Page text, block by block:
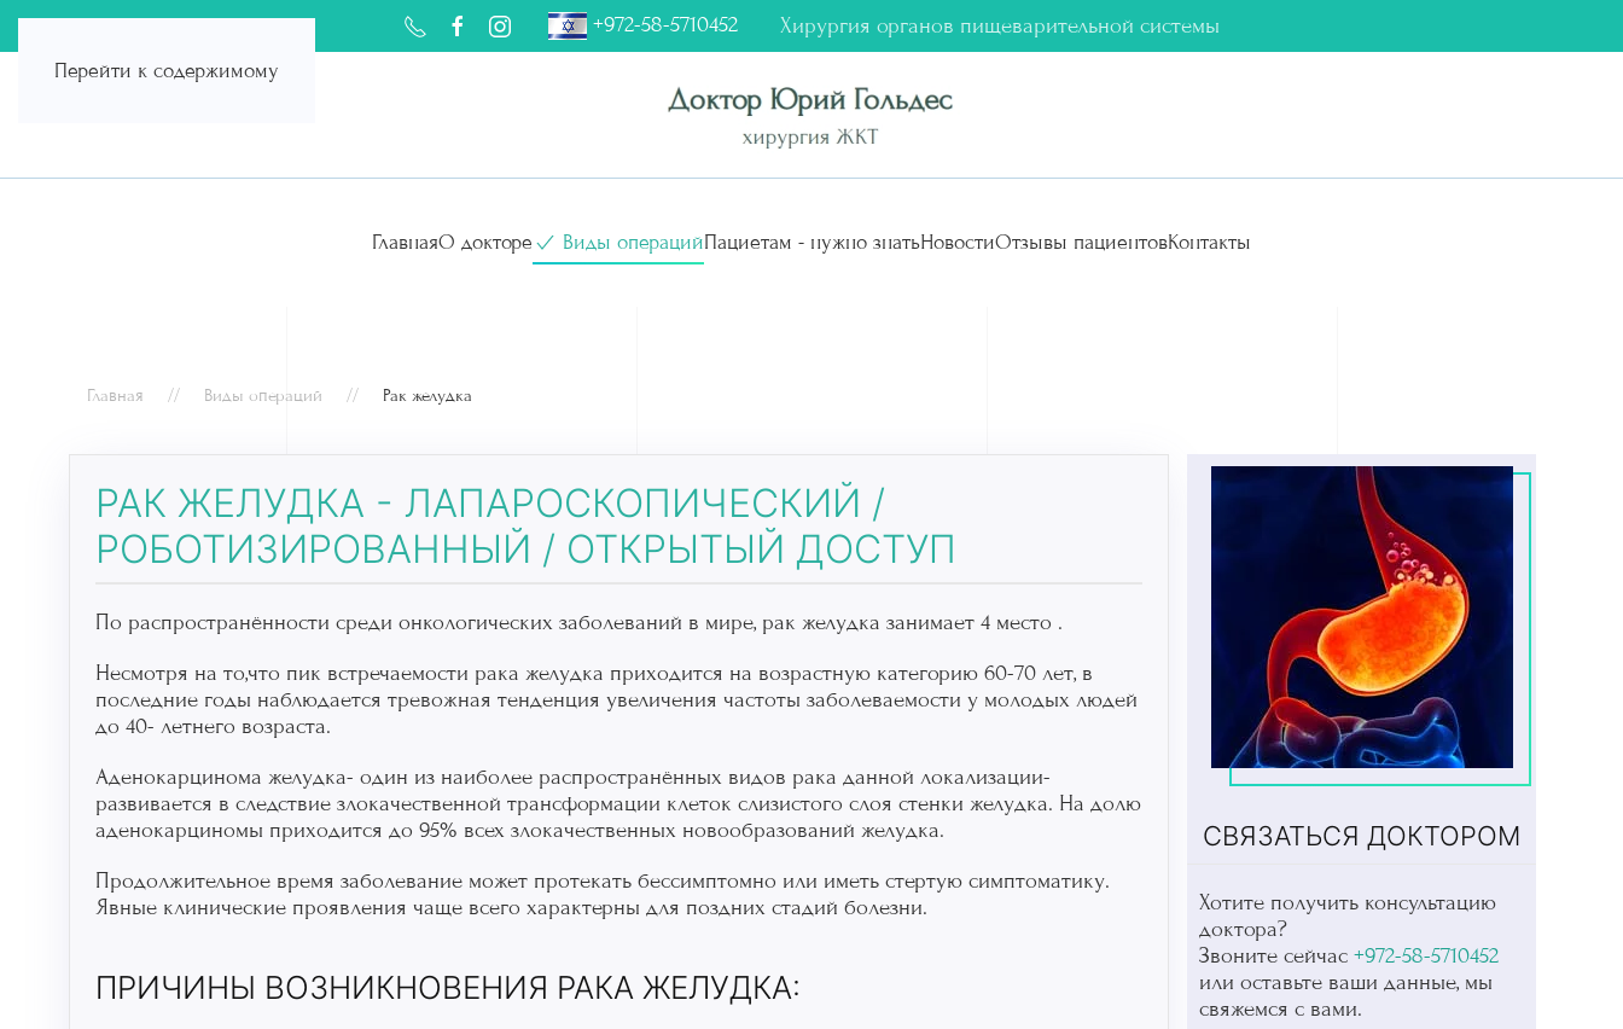
Перейти к содержимому
+972-58-5710452 Хирургия органов пищеварительной системы
ГлавнаяО докторе Виды операцийПациетам - нужно знатьНовостиОтзывы пациентовКонтакты
Главная Виды операций Рак желудка
РАК ЖЕЛУДКА - ЛАПАРОСКОПИЧЕСКИЙ /
РОБОТИЗИРОВАННЫЙ / ОТКРЫТЫЙ ДОСТУП
По распространённости среди онкологических заболеваний в мире, рак желудка занимает 4 место .
Несмотря на то,что пик встречаемости рака желудка приходится на возрастную категорию 60-70 лет, в
последние годы наблюдается тревожная тенденция увеличения частоты заболеваемости у молодых людей
до 40- летнего возраста.
Аденокарцинома желудка- один из наиболее распространённых видов рака данной локализации-
развивается в следствие злокачественной трансформации клеток слизистого слоя стенки желудка. На долю
аденокарциномы приходится до 95% всех злокачественных новообразований желудка.
Продолжительное время заболевание может протекать бессимптомно или иметь стертую симптоматику.
Явные клинические проявления чаще всего характерны для поздних стадий болезни.
ПРИЧИНЫ ВОЗНИКНОВЕНИЯ РАКА ЖЕЛУДКА:
СВЯЗАТЬСЯ ДОКТОРОМ
Хотите получить консультацию
доктора?
Звоните сейчас+972-58-5710452
или оставьте ваши данные, мы
свяжемся с вами.